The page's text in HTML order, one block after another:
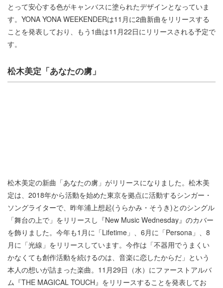
とって安心する色がキャンバスに塗られたデザインとなっていま
す。YONA YONA WEEKENDERは11月に2曲新曲をリリースする
ことを発表しており、もう1曲は11月22日にリリースされる予定で
す。
松木美定「あなたの虜」
松木美定の新曲「あなたの虜」がリリースになりました。松木美
定は、2018年から活動を始めた東京を拠点に活動するシンガー・
ソングライターで、昨年浦上想起(うらかみ・そうき)とのシングル
「舞台の上で」をリリースし『New Music Wednesday』のカバー
を飾りました。今年も1月に「Lifetime」、6月に「Persona」、8
月に「光線」をリリースしています。今作は「不器用でうまくい
かなくても創作活動を続けるのは、音楽に恋したからだ」という
本人の想いが詰まった楽曲。11月29日（水）にファーストアルバ
ム『THE MAGICAL TOUCH』をリリースすることを発表してお